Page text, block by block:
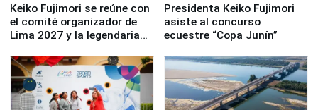
Keiko Fujimori se reúne con
el comité organizador de
Lima 2027 y la legendaria
Presidenta Keiko Fujimori
asiste al concurso
ecuestre “Copa Junín”